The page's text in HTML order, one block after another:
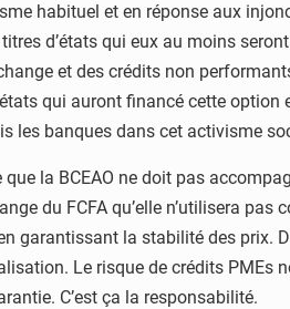
habituel et en réponse aux
d’états qui eux au moins
et des crédits non
qui auront financé cette
les banques dans cet activisme
la BCEAO ne doit pas
du FCFA qu’elle n’utilisera
garantissant la stabilité des prix.
Le risque de crédits PMEs
C’est ça la responsabilité.